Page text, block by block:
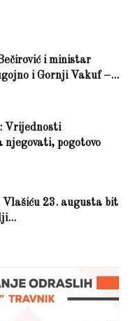
i ministar
i Gornji Vakuf –...
Vrijednosti
pogotovo
23. augusta bit